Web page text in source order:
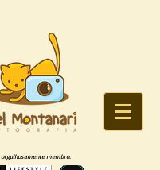
orgulhosamente membro: